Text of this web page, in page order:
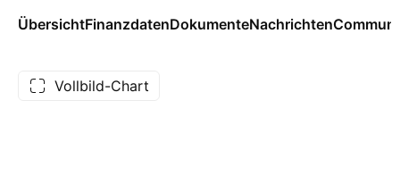
ÜbersichtFinanzdatenDokumenteNachrichten
Vollbild-Chart